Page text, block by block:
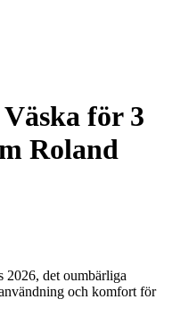
Väska för 3
Roland
2026, det oumbärliga
och komfort för